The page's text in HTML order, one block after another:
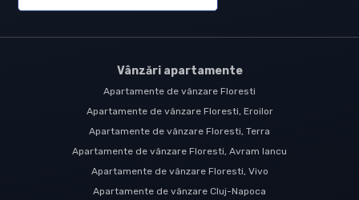
Vânzări apartamente
Apartamente de vânzare Floresti
Apartamente de vânzare Floresti, Eroilor
Apartamente de vânzare Floresti, Terra
Apartamente de vânzare Floresti, Avram Iancu
Apartamente de vânzare Floresti, Vivo
Apartamente de vânzare Cluj-Napoca